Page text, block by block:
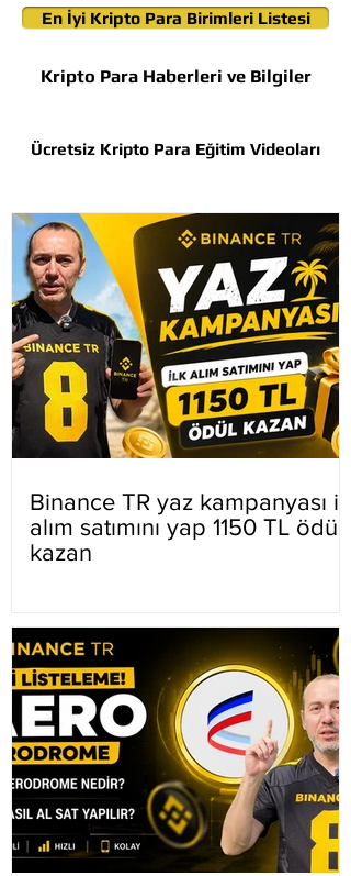
Ücretsiz Kripto Para Eğitim Videoları
Kripto Para Haberleri ve Bilgiler
En İyi Kripto Para Birimleri Listesi
Binance TR yaz kampanyası ilk
alım satımını yap 1150 TL ödül
kazan